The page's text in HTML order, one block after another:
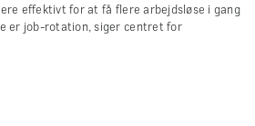
effektivt for at få flere arbejdsløse i gang
er job-rotation, siger centret for